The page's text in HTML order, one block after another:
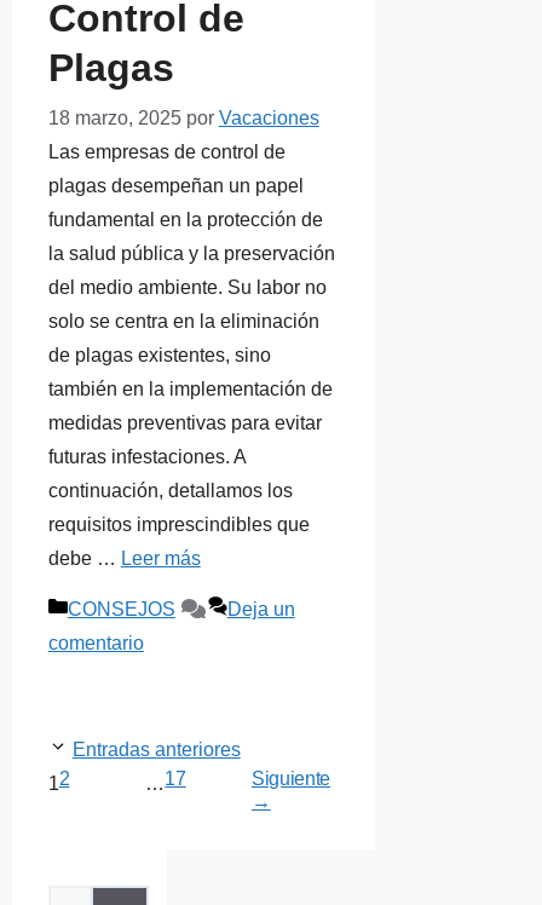
Control de
Plagas
18 marzo, 2025 por Vacaciones
Las empresas de control de
plagas desempeñan un papel
fundamental en la protección de
la salud pública y la preservación
del medio ambiente. Su labor no
solo se centra en la eliminación
de plagas existentes, sino
también en la implementación de
medidas preventivas para evitar
futuras infestaciones. A
continuación, detallamos los
requisitos imprescindibles que
debe … Leer más
Categorías
CONSEJOS
Deja un
comentario
Entradas anteriores
Página
1Página
2 …Página
17
Siguiente
→